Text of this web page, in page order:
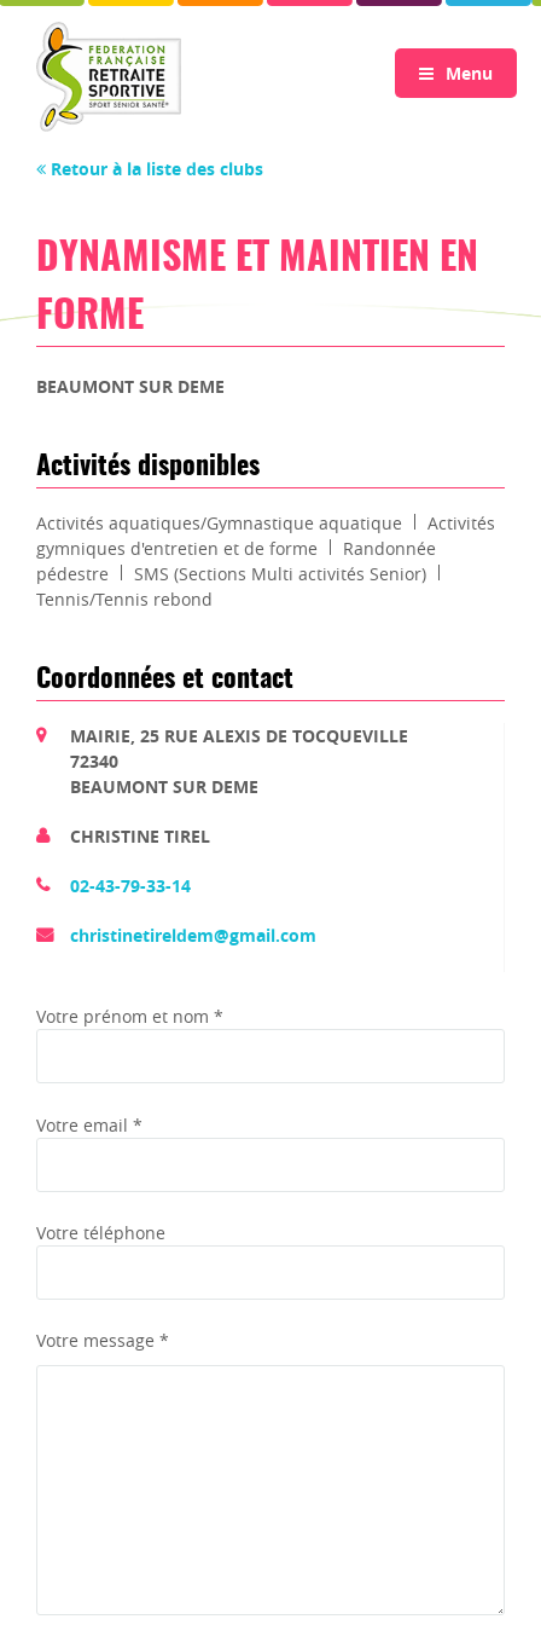
Retour à la liste des clubs
DYNAMISME ET MAINTIEN EN
FORME
BEAUMONT SUR DEME
Activités disponibles
Activités aquatiques/Gymnastique aquatique
Activités
gymniques d'entretien et de forme
Randonnée
pédestre
SMS (Sections Multi activités Senior)
Tennis/Tennis rebond
Coordonnées et contact
MAIRIE, 25 RUE ALEXIS DE TOCQUEVILLE
72340
BEAUMONT SUR DEME
CHRISTINE TIREL
02-43-79-33-14
christinetireldem@gmail.com
Votre prénom et nom *
Votre email *
Votre téléphone
Votre message *
Menu